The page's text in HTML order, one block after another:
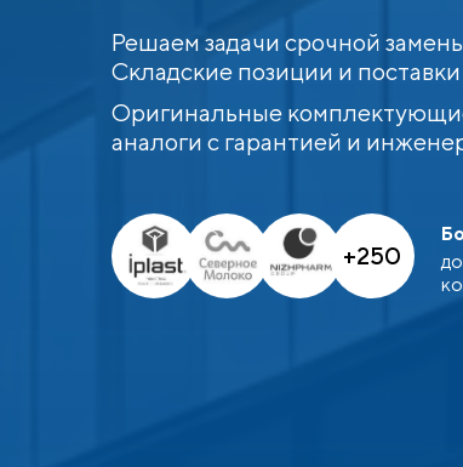
Решаем задачи срочной
Складские позиции и поставки
Оригинальные
аналоги с гарантией и
+250